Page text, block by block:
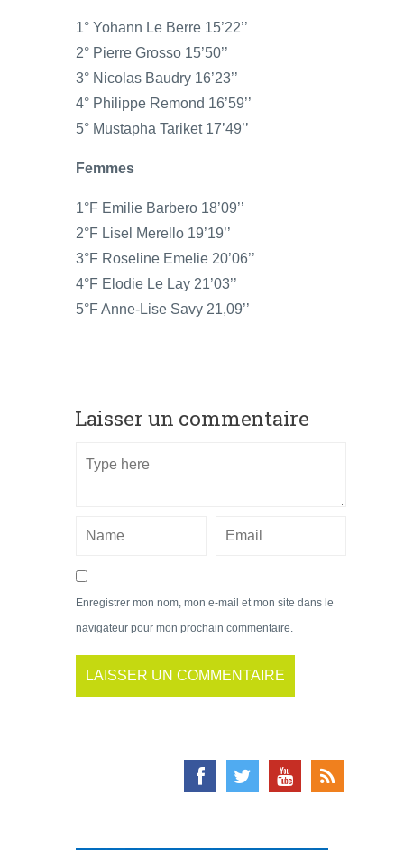
1° Yohann Le Berre 15’22’’
2° Pierre Grosso 15’50’’
3° Nicolas Baudry 16’23’’
4° Philippe Remond 16’59’’
5° Mustapha Tariket 17’49’’
Femmes
1°F Emilie Barbero 18’09’’
2°F Lisel Merello 19’19’’
3°F Roseline Emelie 20’06’’
4°F Elodie Le Lay 21’03’’
5°F Anne-Lise Savy 21,09’’
Laisser un commentaire
Enregistrer mon nom, mon e-mail et mon site dans le
navigateur pour mon prochain commentaire.